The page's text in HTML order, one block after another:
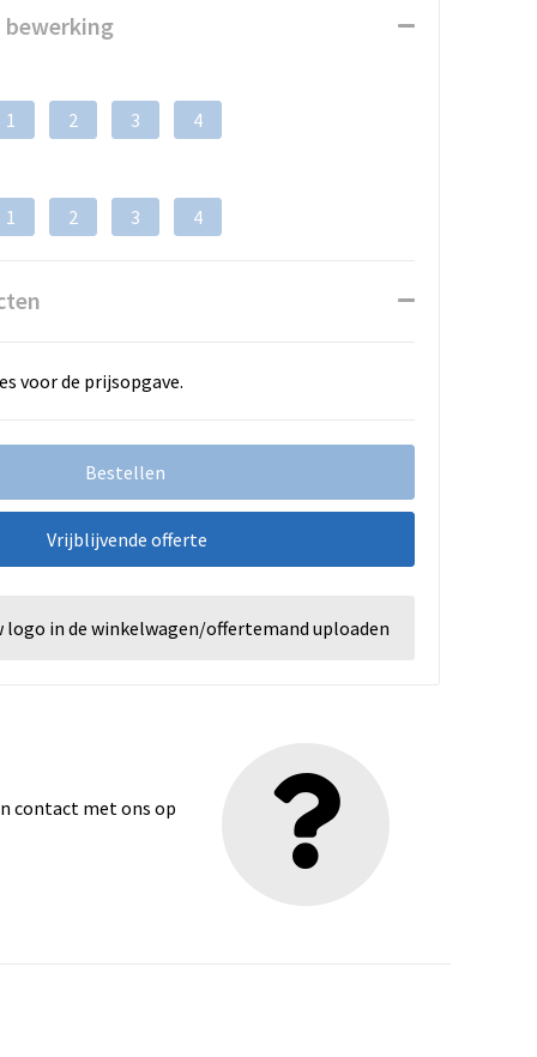
bewerking
1 2 3 4
1 2 3 4
voor de prijsopgave.
Bestellen
Vrijblijvende offerte
logo in de winkelwagen/offertemand uploaden
contact met ons op